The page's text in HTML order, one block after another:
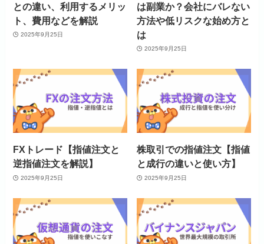
との違い、利用するメリッ
ト、費用などを解説
2025年9月25日
は副業か？会社にバレない
方法や低リスクな始め方と
は
2025年9月25日
FXトレード【指値注文と
逆指値注文を解説】
2025年9月25日
株取引での指値注文【指値
と成行の違いと使い方】
2025年9月25日